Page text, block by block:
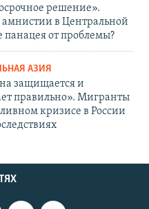
решение».
в Центральной
панацея от проблемы?
АЗИЯ
защищается и
правильно». Мигранты
кризисе в России